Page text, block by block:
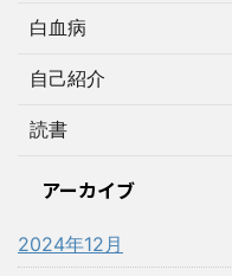
白血病
自己紹介
読書
アーカイブ
2024年12月